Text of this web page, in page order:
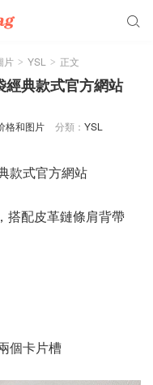

片 > YSL > 正文
典款式官方網站
格和图片 分類： YSL
款式官方網站
搭配皮革鏈條肩背帶
個卡片槽